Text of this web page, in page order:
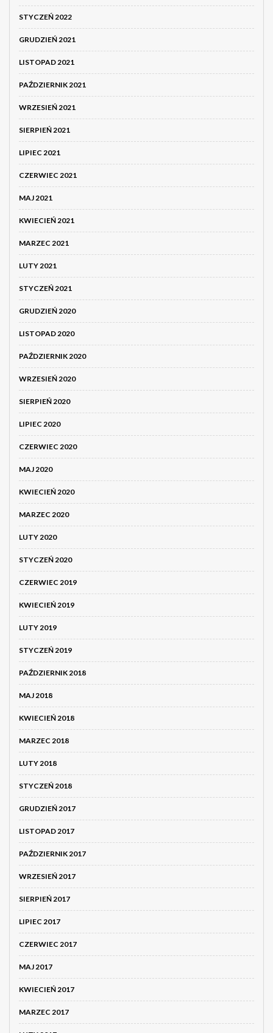
STYCZEŃ 2022
GRUDZIEŃ 2021
LISTOPAD 2021
PAŹDZIERNIK 2021
WRZESIEŃ 2021
SIERPIEŃ 2021
LIPIEC 2021
CZERWIEC 2021
MAJ 2021
KWIECIEŃ 2021
MARZEC 2021
LUTY 2021
STYCZEŃ 2021
GRUDZIEŃ 2020
LISTOPAD 2020
PAŹDZIERNIK 2020
WRZESIEŃ 2020
SIERPIEŃ 2020
LIPIEC 2020
CZERWIEC 2020
MAJ 2020
KWIECIEŃ 2020
MARZEC 2020
LUTY 2020
STYCZEŃ 2020
CZERWIEC 2019
KWIECIEŃ 2019
LUTY 2019
STYCZEŃ 2019
PAŹDZIERNIK 2018
MAJ 2018
KWIECIEŃ 2018
MARZEC 2018
LUTY 2018
STYCZEŃ 2018
GRUDZIEŃ 2017
LISTOPAD 2017
PAŹDZIERNIK 2017
WRZESIEŃ 2017
SIERPIEŃ 2017
LIPIEC 2017
CZERWIEC 2017
MAJ 2017
KWIECIEŃ 2017
MARZEC 2017